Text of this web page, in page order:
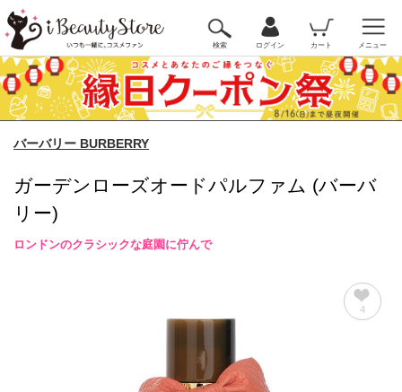
検索 ログイン カート メニュー
バーバリー BURBERRY
ガーデンローズオードパルファム (バーバ
リー)
ロンドンのクラシックな庭園に佇んで
4